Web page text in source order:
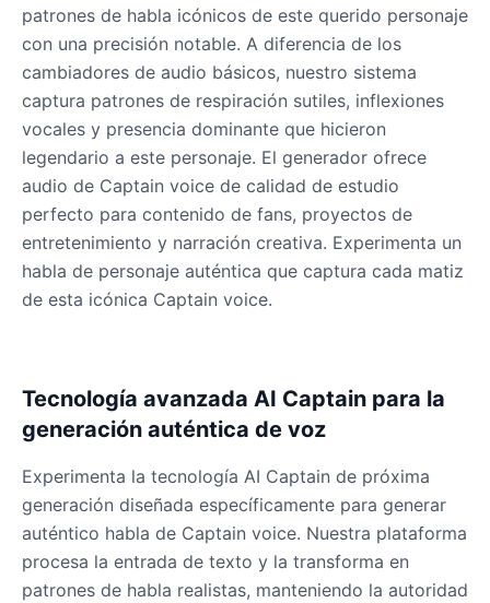
Venom
Male @NYCgirl2009
WuKong(Black Myth)
Male @OmegaWolf
Yzma(Eartha Kitt)
@PixelSpecter
Zombie
patrones de habla icónicos de este querido personaje
con una precisión notable. A diferencia de los
cambiadores de audio básicos, nuestro sistema
captura patrones de respiración sutiles, inflexiones
vocales y presencia dominante que hicieron
legendario a este personaje. El generador ofrece
audio de Captain voice de calidad de estudio
perfecto para contenido de fans, proyectos de
entretenimiento y narración creativa. Experimenta un
habla de personaje auténtica que captura cada matiz
de esta icónica Captain voice.
Tecnología avanzada AI Captain para la
generación auténtica de voz
Experimenta la tecnología AI Captain de próxima
generación diseñada específicamente para generar
auténtico habla de Captain voice. Nuestra plataforma
procesa la entrada de texto y la transforma en
patrones de habla realistas, manteniendo la autoridad